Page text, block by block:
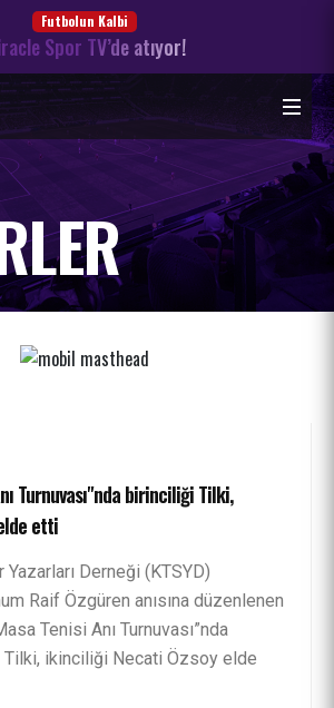
Futbolun Kalbi
Spor TV’de atıyor!
Turnuvası"nda birinciliği Tilki,
etti
Yazarları Derneği (KTSYD)
Raif Özgüren anısına düzenlenen
Tenisi Anı Turnuvası”nda
Tilki, ikinciliği Necati Özsoy elde